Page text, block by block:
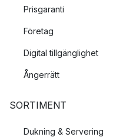
Prisgaranti
Företag
Digital tillgänglighet
Ångerrätt
SORTIMENT
Dukning & Servering